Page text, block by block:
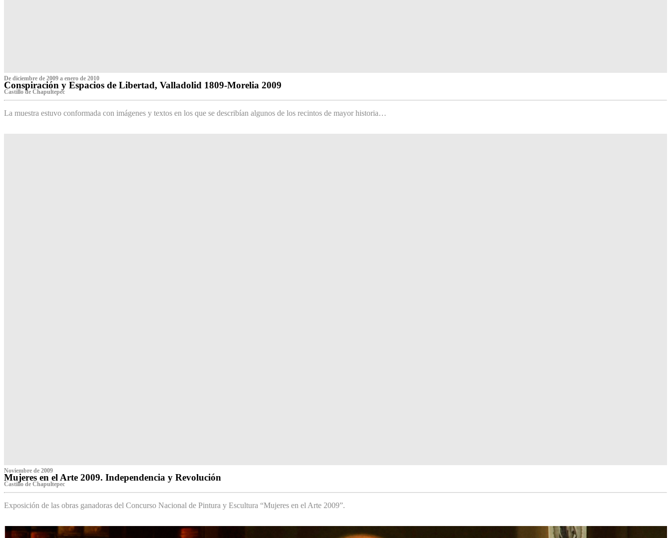
De diciembre de 2009 a enero de 2010
Conspiración y Espacios de Libertad, Valladolid 1809-Morelia 2009
Castillo de Chapultepec
La muestra estuvo conformada con imágenes y textos en los que se describían algunos de los recintos de mayor historia…
Noviembre de 2009
Mujeres en el Arte 2009. Independencia y Revolución
Castillo de Chapultepec
Exposición de las obras ganadoras del Concurso Nacional de Pintura y Escultura “Mujeres en el Arte 2009”.